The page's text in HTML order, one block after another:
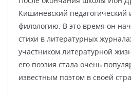
Кишиневский педагогический
филологию. В это время он
стихи в литературных
участником литературной
его поэзия стала очень
известным поэтом в своей